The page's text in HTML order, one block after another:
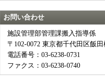
お問い合わせ
施設管理部管理課搬入指導係
〒102-0072 東京都千代田区飯
電話番号：03-6238-0731
ファクス：03-6238-0740